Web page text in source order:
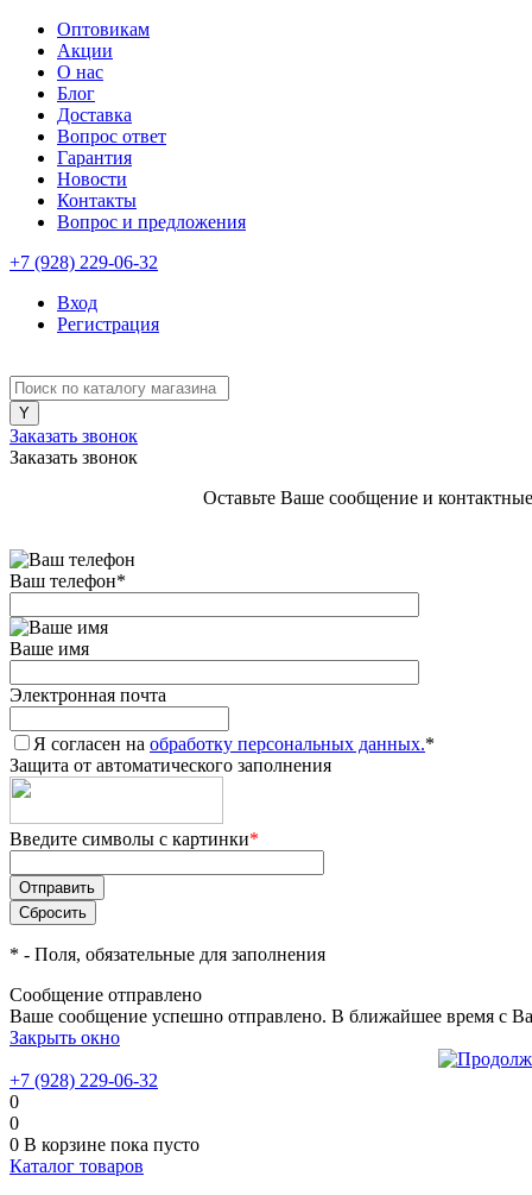
Оптовикам
Акции
О нас
Блог
Доставка
Вопрос ответ
Гарантия
Новости
Контакты
Вопрос и предложения
+7 (928) 229-06-32
Вход
Регистрация
Заказать звонок
Заказать звонок
Оставьте Ваше сообщение и
Ваш телефон*
Ваше имя
Электронная почта
Я согласен на обработку персональных данных.*
Защита от автоматического заполнения
Введите символы с картинки*
* - Поля, обязательные для заполнения
Сообщение отправлено
Ваше сообщение успешно отправлено. В ближайшее время с
Закрыть окно
+7 (928) 229-06-32
0
0
0 В корзине пока пусто
Каталог товаров